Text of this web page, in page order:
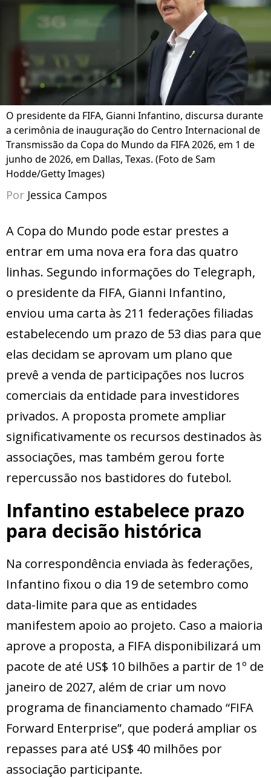
O presidente da FIFA, Gianni Infantino, discursa durante
a cerimônia de inauguração do Centro Internacional de
Transmissão da Copa do Mundo da FIFA 2026, em 1 de
junho de 2026, em Dallas, Texas. (Foto de Sam
Hodde/Getty Images)
Por Jessica Campos
A Copa do Mundo pode estar prestes a
entrar em uma nova era fora das quatro
linhas. Segundo informações do Telegraph,
o presidente da FIFA, Gianni Infantino,
enviou uma carta às 211 federações filiadas
estabelecendo um prazo de 53 dias para que
elas decidam se aprovam um plano que
prevê a venda de participações nos lucros
comerciais da entidade para investidores
privados. A proposta promete ampliar
significativamente os recursos destinados às
associações, mas também gerou forte
repercussão nos bastidores do futebol.
Infantino estabelece prazo
para decisão histórica
Na correspondência enviada às federações,
Infantino fixou o dia 19 de setembro como
data-limite para que as entidades
manifestem apoio ao projeto. Caso a maioria
aprove a proposta, a FIFA disponibilizará um
pacote de até US$ 10 bilhões a partir de 1º de
janeiro de 2027, além de criar um novo
programa de financiamento chamado “FIFA
Forward Enterprise”, que poderá ampliar os
repasses para até US$ 40 milhões por
associação participante.